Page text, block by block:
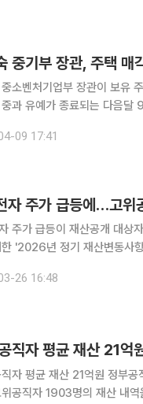
중기부 장관, 주택
소벤처기업부 장관이 보유
과 유예가 종료되는 다음달
려진 송파구 잠실동 아파트
09 17:41
자 주가 급등에…고위
가 급등이 재산공개 대상자의 자산에도
'2026년 정기 재산변동사
억3896만원 늘었다. 같은
26 16:48
원 정부공직자윤리위원회는 26일 공직윤리시스템과 관보를 통해 중앙·
공직자 1903명의 재산 내